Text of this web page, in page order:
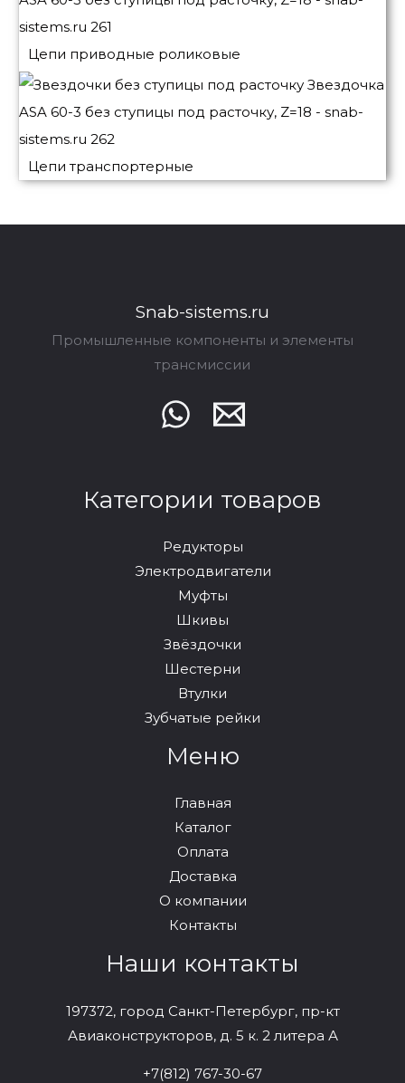
Цепи приводные роликовые
Цепи транспортерные
Snab-sistems.ru
Промышленные компоненты и элементы
трансмиссии
Категории товаров
Редукторы
Электродвигатели
Муфты
Шкивы
Звёздочки
Шестерни
Втулки
Зубчатые рейки
Меню
Главная
Каталог
Оплата
Доставка
О компании
Контакты
Наши контакты
197372, город Санкт-Петербург, пр-кт
Авиаконструкторов, д. 5 к. 2 литера А
+7(812) 767-30-67